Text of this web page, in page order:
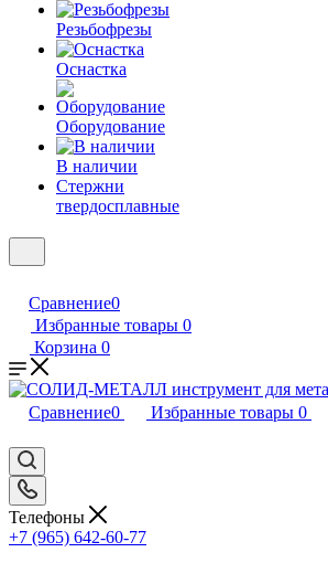
Резьбофрезы
Оснастка
Оборудование
В наличии
Стержни
твердосплавные
Сравнение0
Избранные товары 0
Корзина 0
Сравнение0 Избранные товары 0
Телефоны
+7 (965) 642-60-77